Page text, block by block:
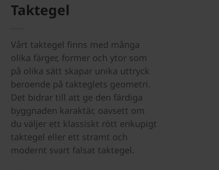
Taktegel
Vårt taktegel finns med många
olika färger, former och ytor som
på olika sätt skapar unika uttryck
beroende på takteglets geometri.
Det bidrar till att ge den färdiga
byggnaden karaktär, oavsett om
du väljer ett klassiskt rött enkupigt
taktegel eller ett stramt och
modernt svart falsat taktegel.